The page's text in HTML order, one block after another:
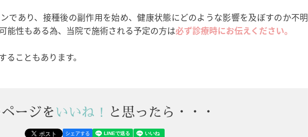
であり、接種後の副作用を始め、健康状態にどのような影響を及ぼすのか不明
能性もある為、当院で施術される予定の方は必ず診療時にお伝えください。
こともあります。
ージをいいね！ と思ったら・・・
シェアする